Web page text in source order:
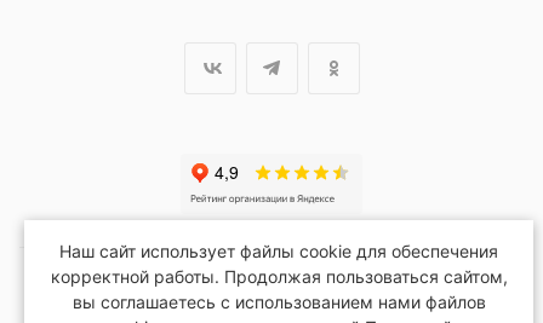
2026 © Благопар
Наш сайт использует файлы cookie для обеспечения
корректной работы. Продолжая пользоваться сайтом,
вы соглашаетесь с использованием нами файлов